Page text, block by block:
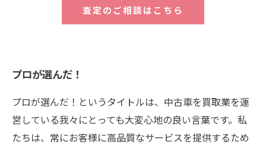
査定のご相談はこちら
プロが選んだ！
プロが選んだ！というタイトルは、中古車を買取業を運
営している我々にとっても大変心地の良い言葉です。私
たちは、常にお客様に高品質なサービスを提供するため